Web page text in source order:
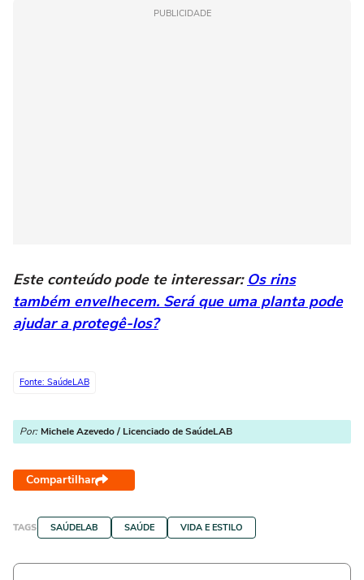
PUBLICIDADE
Este conteúdo pode te interessar: Os rins
também envelhecem. Será que uma planta pode
ajudar a protegê-los?
Fonte: SaúdeLAB
Por: Michele Azevedo / Licenciado de SaúdeLAB
Compartilhar
TAGS SAÚDELAB SAÚDE VIDA E ESTILO